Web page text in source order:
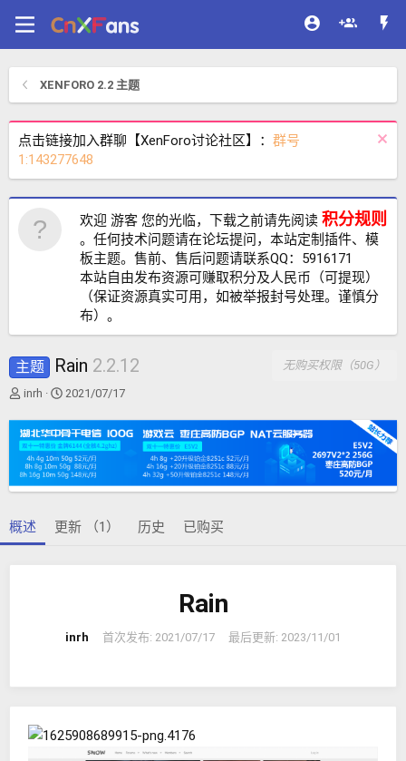
XENFORO 2.2 主题
点击链接加入群聊【XenForo讨论社区】： 群号
1:143277648
欢迎 游客 您的光临，下载之前请先阅读 积分规则
。任何技术问题请在论坛提问，本站定制插件、模
板主题。售前、售后问题请联系QQ：5916171
本站自由发布资源可赚取积分及人民币（可提现）
（保证资源真实可用，如被举报封号处理。谨慎分
布）。
主题 Rain 2.2.12
无购买权限（50G）
作
inrh
创
日
期
2021/07/17
概述 更新 （1） 历史 已购买
Rain
inrh 首次发布: 2021/07/17 最后更新: 2023/11/01